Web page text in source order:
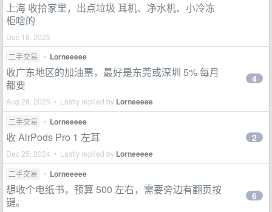
上海 收拾家里，出点垃圾 耳机、净水机、小冷冻
柜啥的
Dec 18, 2025
二手交易
• Lorneeeee
收广东地区的加油票，最好是东莞或深圳 5% 每月
都要
Aug 28, 2025 • Lastly replied by Lorneeeee
4
二手交易 • Lorneeeee
收 AirPods Pro 1 左耳
Dec 25, 2024 • Lastly replied by Lorneeeee
2
二手交易 • Lorneeeee
想收个电纸书，预算 500 左右，需要旁边有翻页按
键。
6